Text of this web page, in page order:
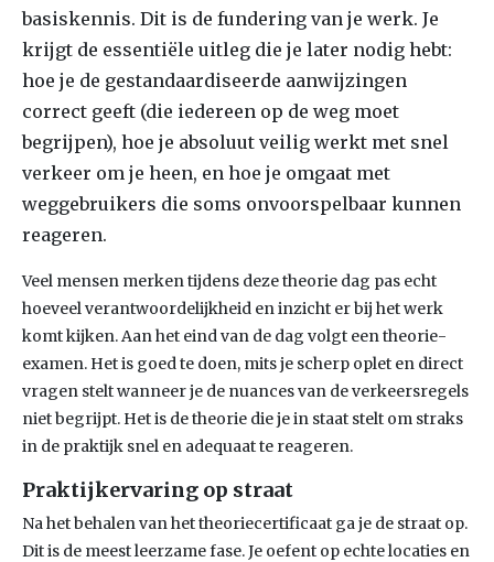
basiskennis. Dit is de fundering van je werk. Je
krijgt de essentiële uitleg die je later nodig hebt:
hoe je de gestandaardiseerde aanwijzingen
correct geeft (die iedereen op de weg moet
begrijpen), hoe je absoluut veilig werkt met snel
verkeer om je heen, en hoe je omgaat met
weggebruikers die soms onvoorspelbaar kunnen
reageren.
Veel mensen merken tijdens deze theorie dag pas echt
hoeveel verantwoordelijkheid en inzicht er bij het werk
komt kijken. Aan het eind van de dag volgt een theorie-
examen. Het is goed te doen, mits je scherp oplet en direct
vragen stelt wanneer je de nuances van de verkeersregels
niet begrijpt. Het is de theorie die je in staat stelt om straks
in de praktijk snel en adequaat te reageren.
Praktijkervaring op straat
Na het behalen van het theoriecertificaat ga je de straat op.
Dit is de meest leerzame fase. Je oefent op echte locaties en